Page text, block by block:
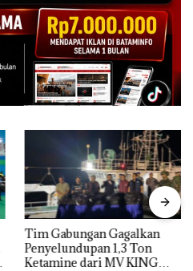
Tim Gabungan Gagalkan
Penyelundupan 1,3 Ton
Ketamine dari MV KING